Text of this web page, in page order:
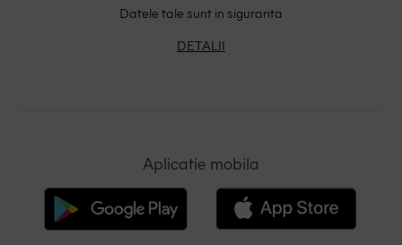
Datele tale sunt in siguranta
DETALII
Aplicatie mobila